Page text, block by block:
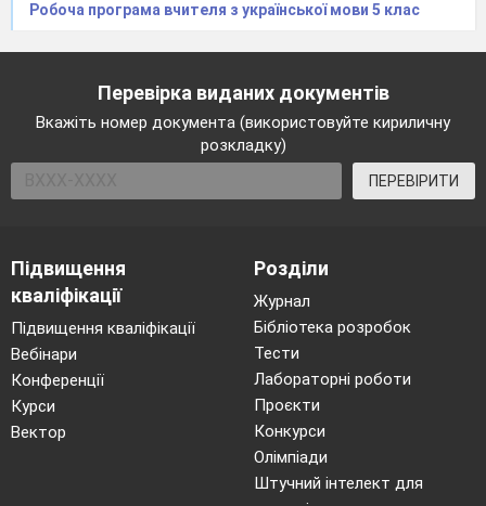
Робоча програма вчителя з української мови 5 клас
Перевірка виданих документів
Вкажіть номер документа (використовуйте кириличну
розкладку)
ПЕРЕВІРИТИ
Підвищення
кваліфікації
Підвищення кваліфікації
Вебінари
Конференції
Курси
Вектор
Розділи
Журнал
Бібліотека розробок
Тести
Лабораторні роботи
Проєкти
Конкурси
Олімпіади
Штучний інтелект для